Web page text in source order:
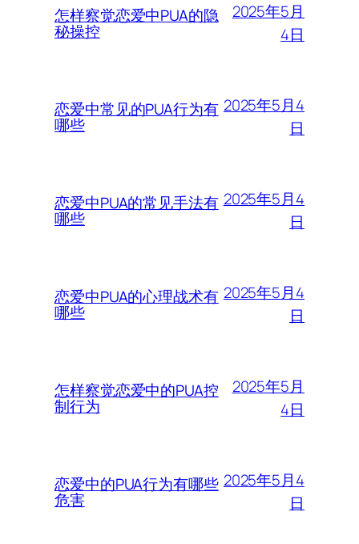
怎样察觉恋爱中PUA的隐
秘操控
2025年5月
4日
恋爱中常见的PUA行为有
哪些
2025年5月4
日
恋爱中PUA的常见手法有
哪些
2025年5月4
日
恋爱中PUA的心理战术有
哪些
2025年5月4
日
怎样察觉恋爱中的PUA控
制行为
2025年5月
4日
恋爱中的PUA行为有哪些
危害
2025年5月4
日